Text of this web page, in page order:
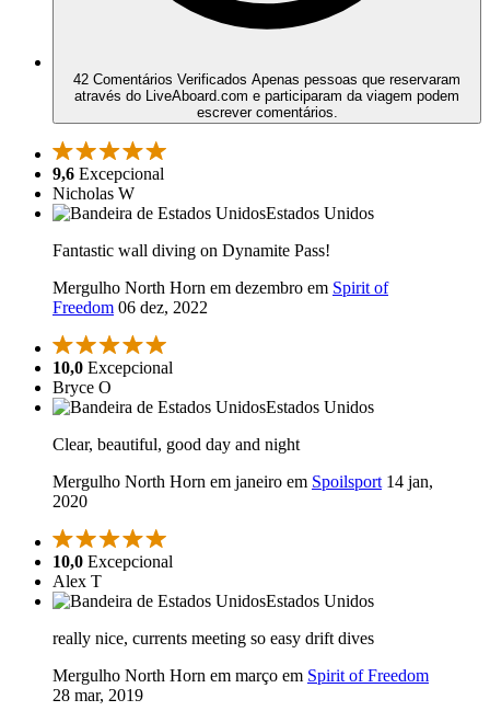
42 Comentários Verificados Apenas pessoas que reservaram
através do LiveAboard.com e participaram da viagem podem
escrever comentários.
9,6 Excepcional
Nicholas W
Estados Unidos
Fantastic wall diving on Dynamite Pass!
Mergulho North Horn em dezembro em Spirit of
Freedom 06 dez, 2022
10,0 Excepcional
Bryce O
Estados Unidos
Clear, beautiful, good day and night
Mergulho North Horn em janeiro em Spoilsport 14 jan,
2020
10,0 Excepcional
Alex T
Estados Unidos
really nice, currents meeting so easy drift dives
Mergulho North Horn em março em Spirit of Freedom
28 mar, 2019